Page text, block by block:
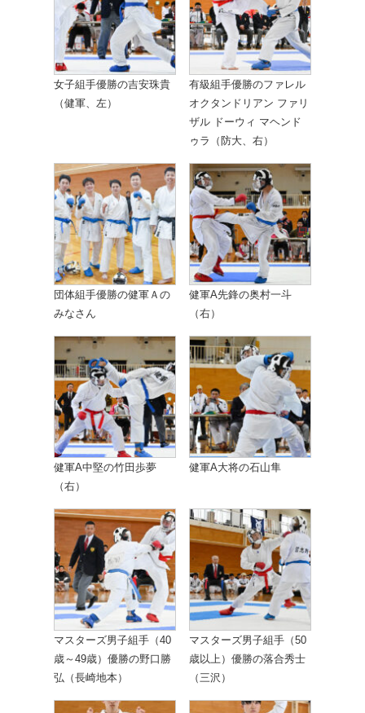
女子組手優勝の吉安珠貴
（健軍、左）
有級組手優勝のファレル
オクタンドリアン ファリ
ザル ドーウィ マヘンド
ゥラ（防大、右）
団体組手優勝の健軍Ａの
みなさん
健軍A先鋒の奥村一斗
（右）
健軍A中堅の竹田歩夢
（右）
健軍A大将の石山隼
マスターズ男子組手（40
歳～49歳）優勝の野口勝
弘（長崎地本）
マスターズ男子組手（50
歳以上）優勝の落合秀士
（三沢）